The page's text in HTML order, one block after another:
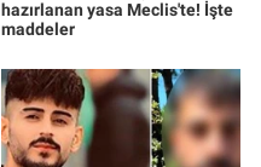
hazırlanan yasa Meclis'te! İşte
maddeler